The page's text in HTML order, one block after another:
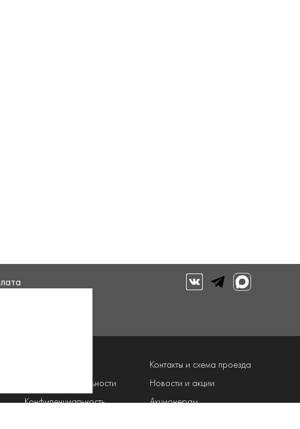
Контакты и схема проезда
Программа лояльности
Новости и акции
Конфиденциальность Акционерам